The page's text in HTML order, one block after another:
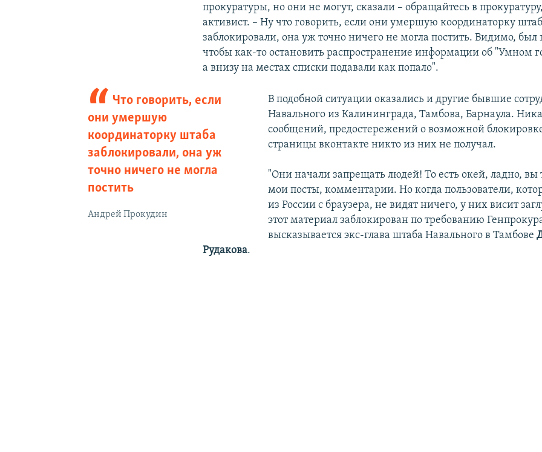
прокуратуры, но они не могут, сказали – обращайтесь в
активист. – Ну что говорить, если они умершую координаторку
заблокировали, она уж точно ничего не могла постить. Видимо, был
чтобы как-то остановить распространение информации об "Умном
а внизу на местах списки подавали как попало".
Что говорить, если
они умершую
координаторку штаба
заблокировали, она уж
точно ничего не могла
постить
Андрей Прокудин
В подобной ситуации оказались и другие бывшие
Навального из Калининграда, Тамбова, Барнаула.
сообщений, предостережений о возможной
страницы вконтакте никто из них не получал.
"Они начали запрещать людей! То есть окей, ладно, вы
мои посты, комментарии. Но когда пользователи,
из России с браузера, не видят ничего, у них висит
этот материал заблокирован по требованию
высказывается экс-глава штаба Навального в Тамбове
Рудакова.